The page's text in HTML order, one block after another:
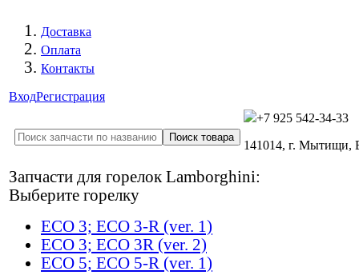
Доставка
Оплата
Контакты
ВходРегистрация
+7 925 542-34-33
141014, г. Мытищи,
Запчасти для горелок Lamborghini:
Выберите горелку
ECO 3; ECO 3-R (ver. 1)
ECO 3; ECO 3R (ver. 2)
ECO 5; ECO 5-R (ver. 1)